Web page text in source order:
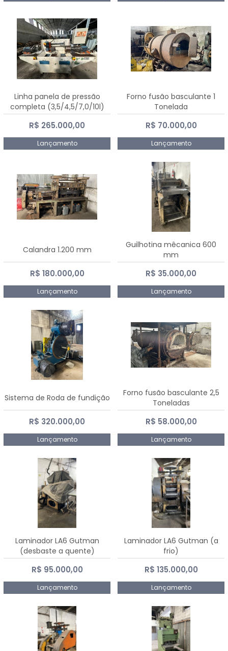
Linha panela de pressão
completa (3,5/4,5/7,0/10l)
R$ 265.000,00
Lançamento
Forno fusão basculante 1
Tonelada
R$ 70.000,00
Lançamento
Calandra 1.200 mm
R$ 180.000,00
Lançamento
Guilhotina mêcanica 600
mm
R$ 35.000,00
Lançamento
Sistema de Roda de fundição
R$ 320.000,00
Lançamento
Forno fusão basculante 2,5
Toneladas
R$ 58.000,00
Lançamento
Laminador LA6 Gutman
(desbaste a quente)
R$ 95.000,00
Lançamento
Laminador LA6 Gutman (a
frio)
R$ 135.000,00
Lançamento